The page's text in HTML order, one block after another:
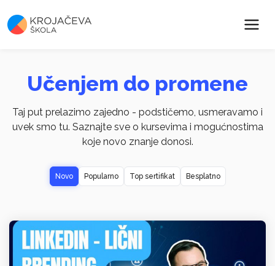
Učenjem do promene
Taj put prelazimo zajedno - podstičemo, usmeravamo i
uvek smo tu. Saznajte sve o kursevima i mogućnostima
koje novo znanje donosi.
Novo Popularno Top sertifikat Besplatno